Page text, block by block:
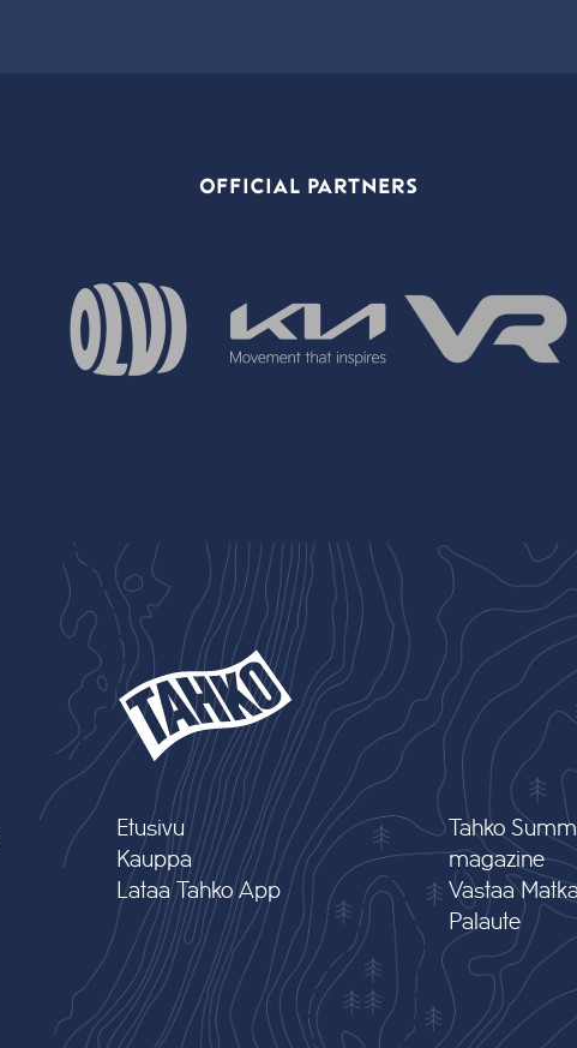
OFFICIAL PARTNERS
Etusivu
Kauppa
Lataa Tahko App
Tahko
magazine
Vastaa
Palaute